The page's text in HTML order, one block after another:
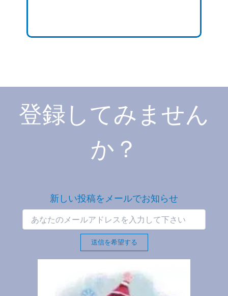
登録してみません
か？
新しい投稿をメールでお知らせ
送信を希望する